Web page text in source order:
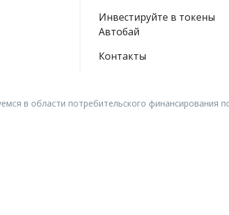
Инвестируйте в токены
Автобай
Контакты
в области потребительского финансирования